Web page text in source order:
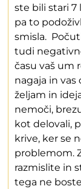
ste bili stari 7
pa to
smisla.
tudi
času vaš um
nagaja in
željam in
nemoči,
kot delovali,
krive, ker se
problemom.
razmislite in
tega ne